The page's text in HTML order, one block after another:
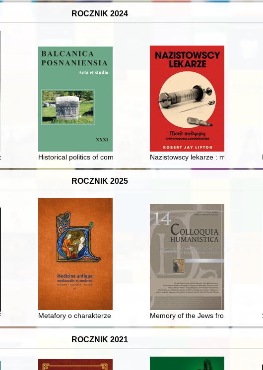
ROCZNIK 2024
tylko wspaniałego kolegę, ale także wysokiej klasy historyka badającego
kaszubską : twórczość Pawła Szefki
Historical politics of communist Romania in the opinions of PPR
Nazistowscy lekarze : mord
ROCZNIK 2025
w świetle dokumentacji Zjazdów Kobiet Polskich z początków XX w. :
Metafory o charakterze medycznym w listach papieża Grzegorza VII
Memory of the Jews from
ROCZNIK 2021